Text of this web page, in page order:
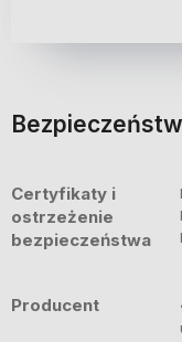
Certyfikaty i
ostrzeżenie
bezpieczeństwa
Producent